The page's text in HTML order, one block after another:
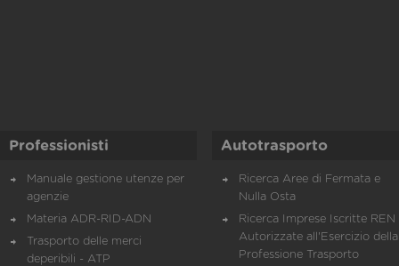
Professionisti
Manuale gestione utenze per
agenzie
Materia ADR-RID-ADN
Trasporto delle merci
deperibili - ATP
Autotrasporto
Ricerca Aree di Fermata e
Nulla Osta
Ricerca Imprese Iscritte REN
Autorizzate all'Esercizio della
Professione Trasporto